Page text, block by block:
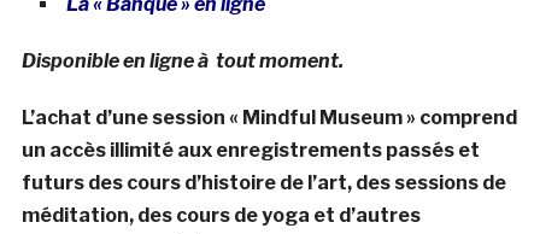
Disponible en ligne à tout moment.
L’achat d’une session « Mindful Museum » comprend
un accès illimité aux enregistrements passés et
futurs des cours d’histoire de l’art, des sessions de
méditation, des cours de yoga et d’autres